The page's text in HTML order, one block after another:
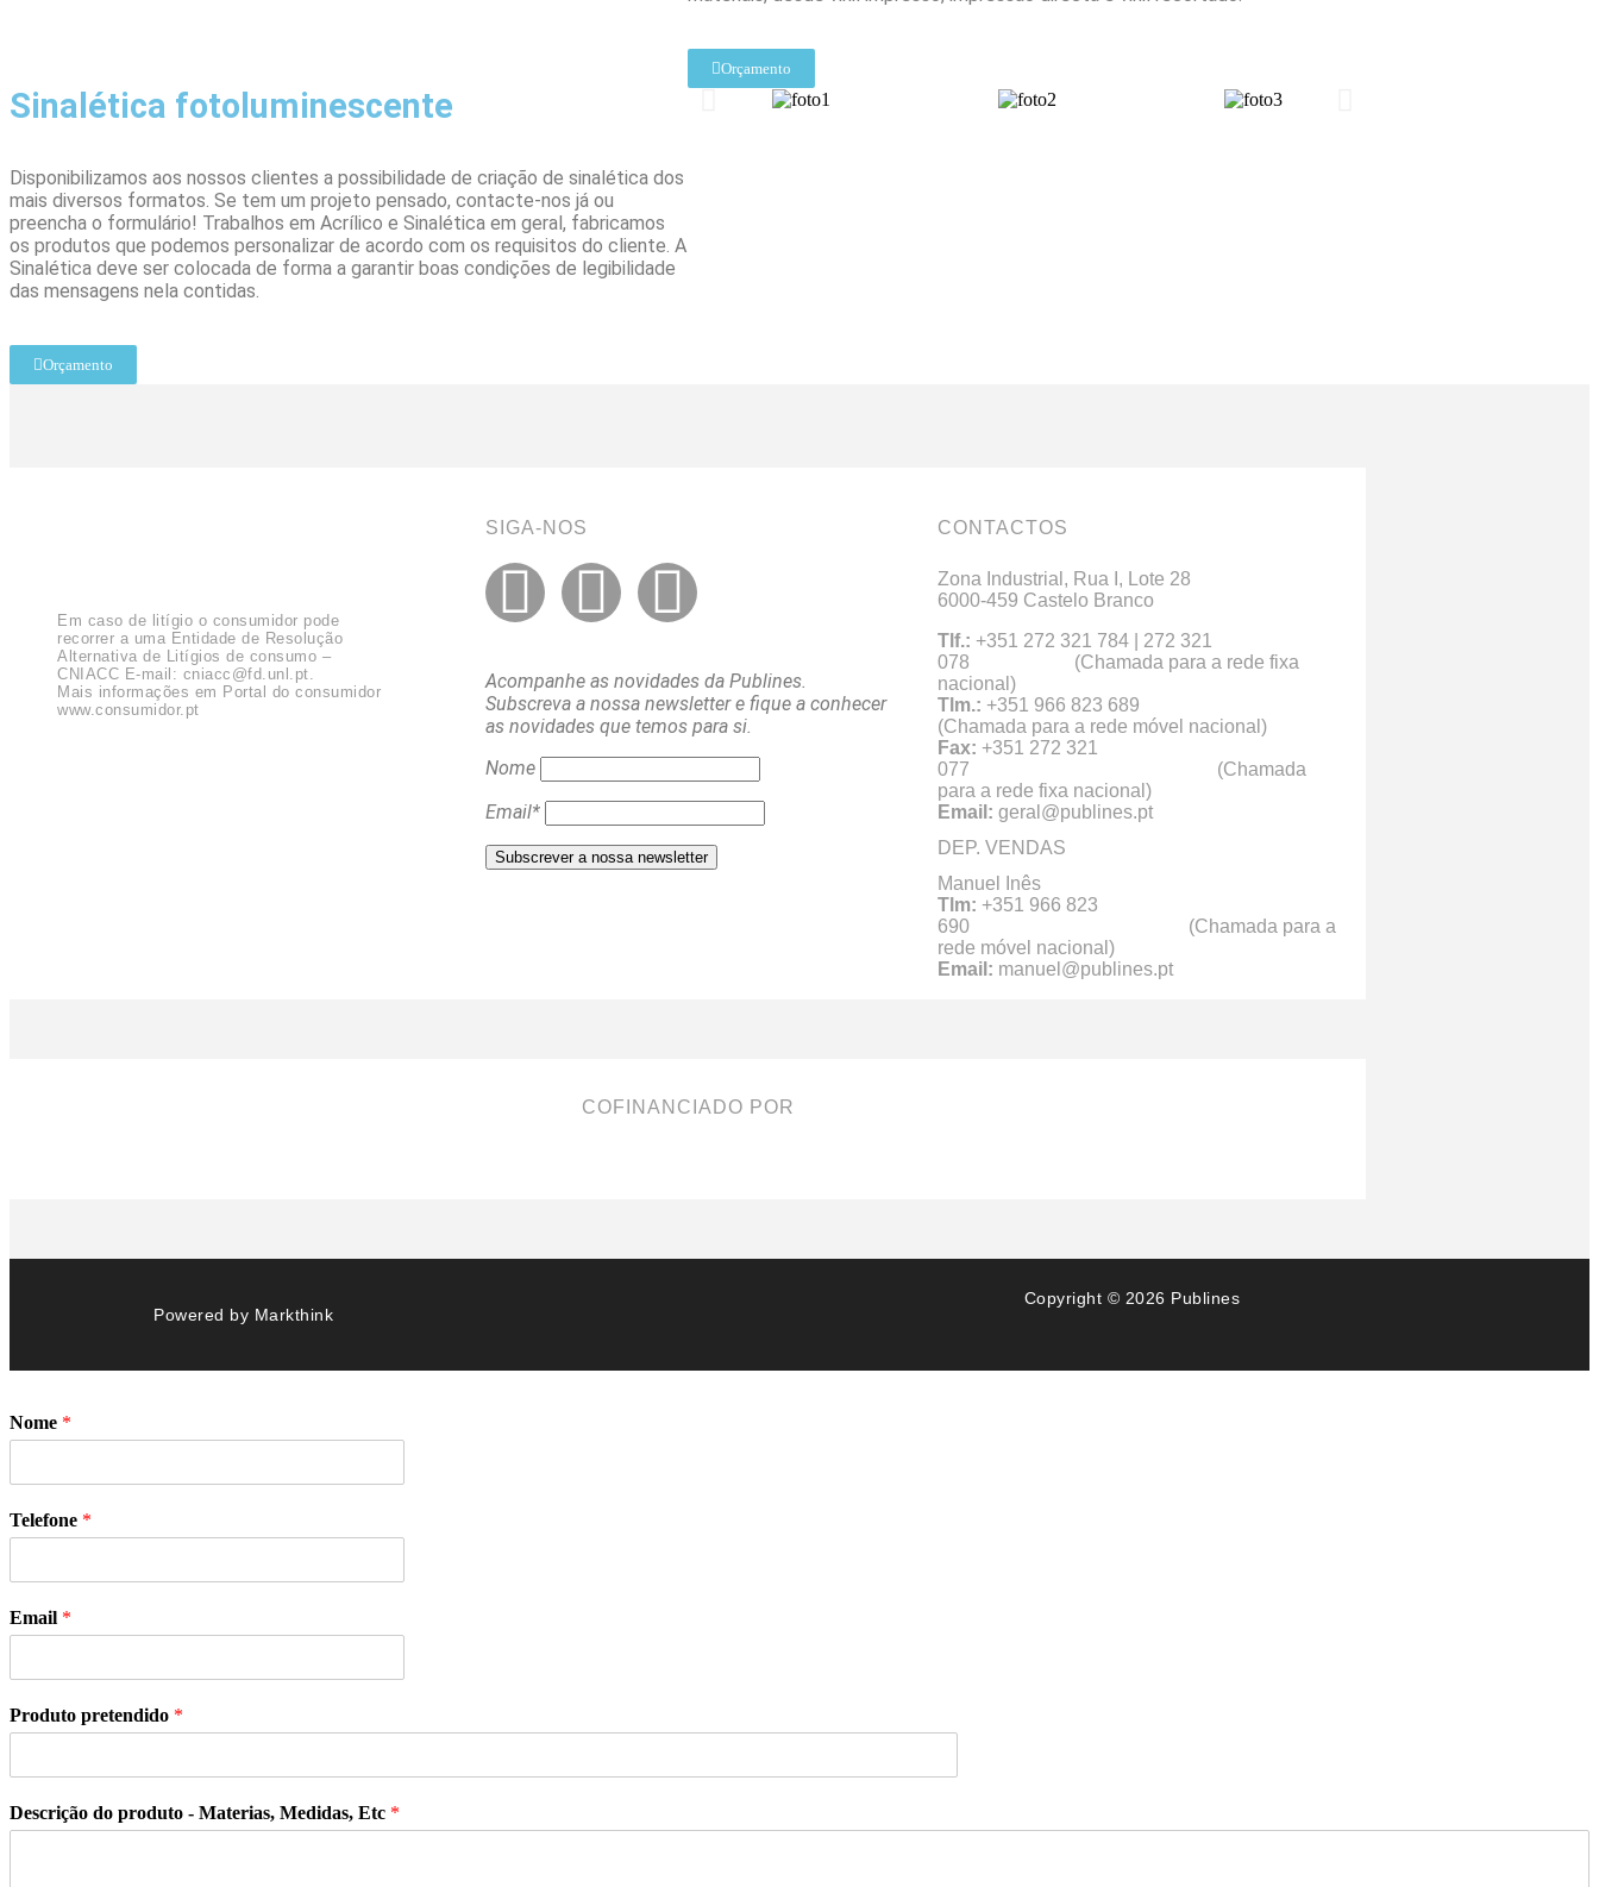
Orçamento
Sinalética fotoluminescente
Disponibilizamos aos nossos clientes a possibilidade de criação de sinalética dos
mais diversos formatos. Se tem um projeto pensado, contacte-nos já ou
preencha o formulário! Trabalhos em Acrílico e Sinalética em geral, fabricamos
os produtos que podemos personalizar de acordo com os requisitos do cliente. A
Sinalética deve ser colocada de forma a garantir boas condições de legibilidade
das mensagens nela contidas.
Orçamento
Em caso de litígio o consumidor pode
recorrer a uma Entidade de Resolução
Alternativa de Litígios de consumo –
CNIACC E-mail: cniacc@fd.unl.pt.
Mais informações em Portal do consumidor
www.consumidor.pt
SIGA-NOS
Acompanhe as novidades da Publines.
Subscreva a nossa newsletter e fique a conhecer
as novidades que temos para si.
Nome
Email*
CONTACTOS
Zona Industrial, Rua I, Lote 28
6000-459 Castelo Branco
Tlf.: +351 272 321 784 | 272 321
078 (Chamada para a rede fixa
nacional)
Tlm.: +351 966 823 689
(Chamada para a rede móvel nacional)
Fax: +351 272 321
077 (Chamada
para a rede fixa nacional)
Email: geral@publines.pt
DEP. VENDAS
Manuel Inês
Tlm: +351 966 823
690 (Chamada para a
rede móvel nacional)
Email: manuel@publines.pt
COFINANCIADO POR
Powered by Markthink
Copyright © 2026 Publines
Nome *
Telefone *
Email *
Produto pretendido *
Descrição do produto - Materias, Medidas, Etc *